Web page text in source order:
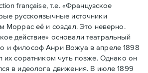
française, т.е. «Французское
русскоязычные источники
Моррас её и создал. Это неверно.
действие» основали театральный
и философ Анри Вожуа в апреле 1898
их соратником чуть позже. Однако он
в идеолога движения. В июле 1899